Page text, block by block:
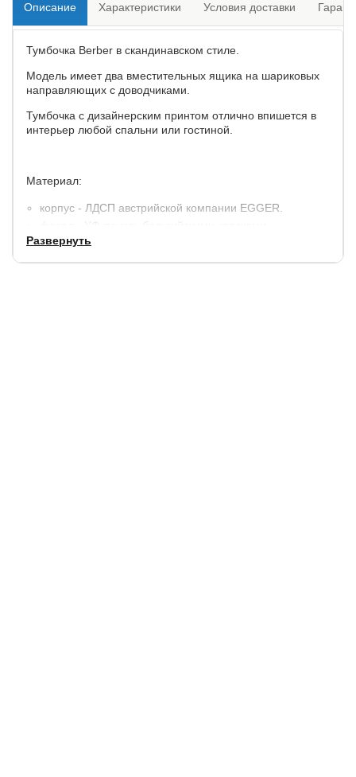
Описание Характеристики Условия доставки
Тумбочка Berber в скандинавском стиле.
Модель имеет два вместительных ящика на шариковых
направляющих с доводчиками.
Тумбочка с дизайнерским принтом отлично впишется в
интерьер любой спальни или гостиной.
Материал:
корпус - ЛДСП австрийской компании EGGER.
ножки - массив ясеня.
Развернуть